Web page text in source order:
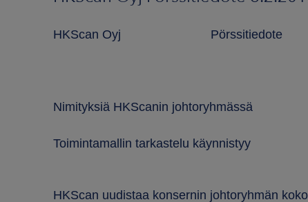
HKScan Oyj
Nimityksiä HKScanin johtoryhmässä
Toimintamallin tarkastelu käynnistyy
HKScan uudistaa konsernin johtoryhmän